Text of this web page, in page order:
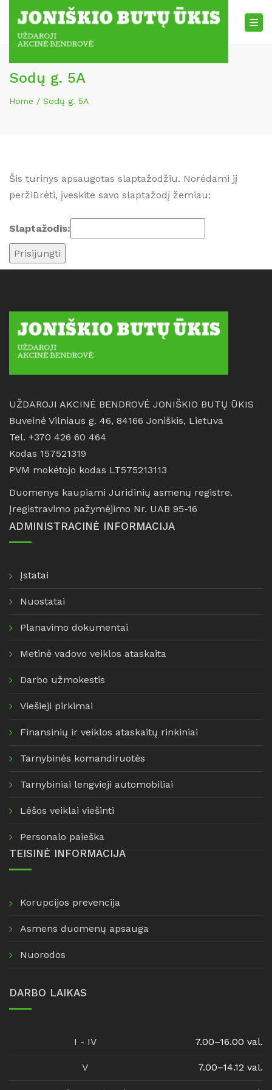
Sodų g. 5A
Home Sodų g. 5A
Šis turinys apsaugotas slaptažodžiu. Norėdami jį
peržiūrėti, įveskite savo slaptažodį žemiau:
Slaptažodis:
UŽDAROJI AKCINĖ BENDROVĖ JONIŠKIO BUTŲ ŪKIS
Buveinė Vilniaus g. 46, 84166 Joniškis, Lietuva
Tel. +370 426 60 464
Kodas 157521319
PVM mokėtojo kodas LT575213113
Duomenys kaupiami Juridinių asmenų registre.
Įregistravimo pažymėjimo Nr. UAB 95-16
ADMINISTRACINĖ INFORMACIJA
Įstatai
Nuostatai
Planavimo dokumentai
Metinė vadovo veiklos ataskaita
Darbo užmokestis
Viešieji pirkimai
Finansinių ir veiklos ataskaitų rinkiniai
Tarnybinės komandiruotės
Tarnybiniai lengvieji automobiliai
Lėšos veiklai viešinti
Personalo paieška
TEISINĖ INFORMACIJA
Korupcijos prevencija
Asmens duomenų apsauga
Nuorodos
DARBO LAIKAS
I - IV 7.00–16.00 val.
V 7.00–14.12 val.